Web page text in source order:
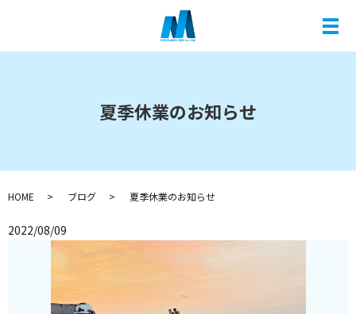
メ
夏季休業のお知らせ
HOME ブログ 夏季休業のお知らせ
2022/08/09